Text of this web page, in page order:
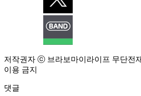
저작권자 ⓒ 브라보마이라이프 무단전
이용 금지
댓글